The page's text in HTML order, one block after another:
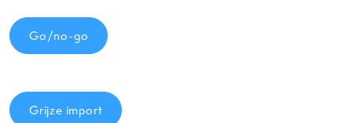
Go/no-go
Grijze import